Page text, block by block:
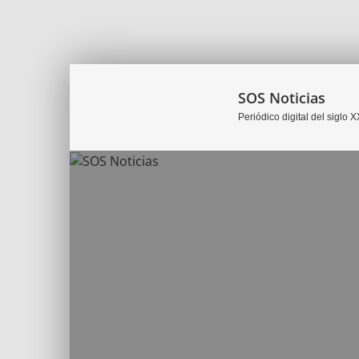
SOS Noticias
Periódico digital del siglo